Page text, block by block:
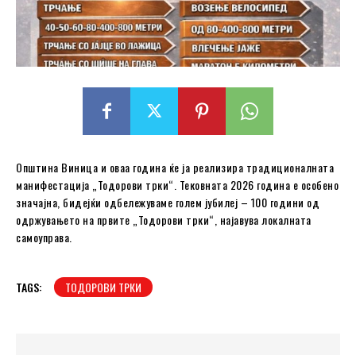
Општина Виница и оваа година ќе ја реализира традиционалната
манифестација „Тодорови трки“. Тековната 2026 година е особено
значајна, бидејќи одбележуваме голем јубилеј – 100 години од
одржувањето на првите „Тодорови трки“, најавува локалната
самоуправа.
TAGS: ТОДОРОВИ ТРКИ